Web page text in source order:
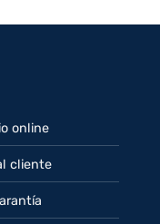
online
cliente